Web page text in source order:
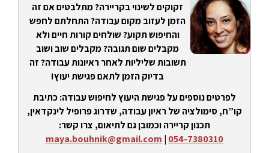
זקוקים לשינוי בקריירה? מתלבטים אם זה
הזמן לעזוב מקום עבודה? התחלתם לחפש
והחיפוש תקוע? שולחים קורות חיים ולא
מקבלים שום תגובה? מקבלים שוב ושוב
תשובות שליליות לאחר ראיונות עבודה? זה
בדיוק הזמן לתאם פגישת יעוץ!
לפרטים נוספים על פגישת היעוץ לחיפוש עבודה: כתיבת
קו”ח, סימולציה של ראיון עבודה, שדרוג פרופיל לינקדאין,
תכנון קריירה וכמובן גם לתיאום, צרו קשר:
054-7380310
|
maya.bouhnik@gmail.com